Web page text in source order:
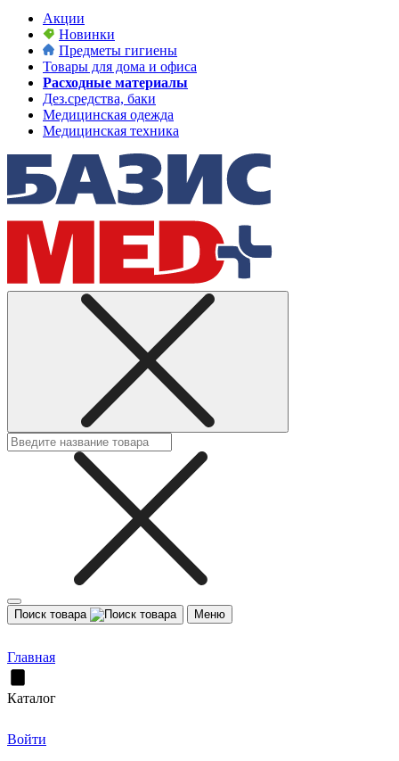
Акции
Новинки
Предметы гигиены
Товары для дома и офиса
Расходные материалы
Дез.средства, баки
Медицинская одежда
Медицинская техника
Поиск товара Меню
Главная
Каталог
Войти